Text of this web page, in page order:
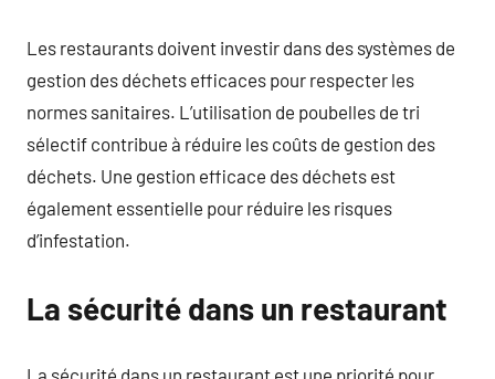
Les restaurants doivent investir dans des systèmes de
gestion des déchets efficaces pour respecter les
normes sanitaires. L’utilisation de poubelles de tri
sélectif contribue à réduire les coûts de gestion des
déchets. Une gestion efficace des déchets est
également essentielle pour réduire les risques
d’infestation.
La sécurité dans un restaurant
La sécurité dans un restaurant est une priorité pour